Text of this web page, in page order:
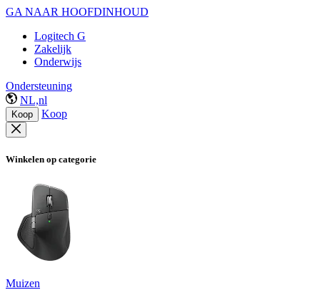
GA NAAR HOOFDINHOUD
Logitech G
Zakelijk
Onderwijs
Ondersteuning
NL,nl
Koop Koop
Winkelen op categorie
Muizen